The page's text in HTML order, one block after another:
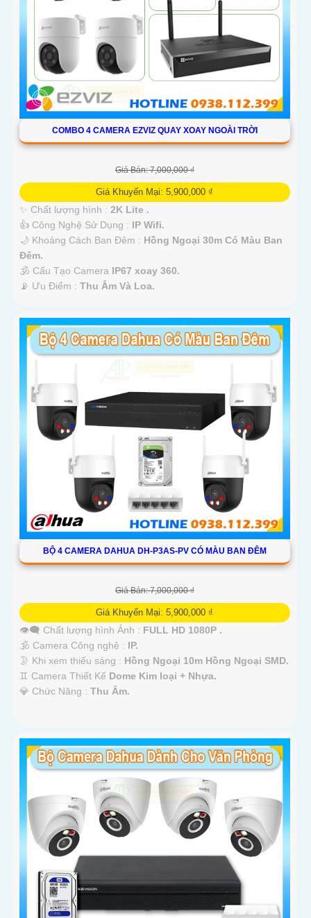
COMBO 4 CAMERA EZVIZ QUAY XOAY NGOÀI TRỜI
Giá Bán: 7,000,000 ₫
Giá Khuyến Mại: 5,900,000 ₫
✨ Chất lượng hình : 2K Lite .
👍 Công Nghệ Sử Dụng : IP Wifi.
🌙 Khoảng Cách Ban Đêm : Hồng Ngoại 30m Có Màu Ban
Ðêm.
🕉️ Cấu Tạo Camera IP67 xoay 360.
️📡 Ưu Điểm : Thu Âm Và Loa.
BỘ 4 CAMERA DAHUA DH-P3AS-PV CÓ MÀU BAN ĐÊM
Giá Bán: 7,000,000 ₫
Giá Khuyến Mại: 5,900,000 ₫
👁️‍🗨 Chất lượng hình Ảnh : FULL HD 1080P .
🕉️ Camera Công nghệ : IP.
🌛 Khi xem thiếu sáng : Hồng Ngoại 10m Hồng Ngoại SMD.
♊ Camera Thiết Kế Dome Kim loại + Nhựa.
️💎 Chức Năng : Thu Âm.